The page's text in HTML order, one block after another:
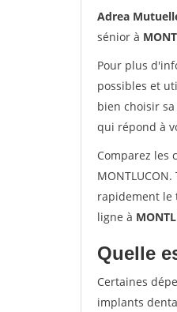
Adrea
sénior à
Pour plus
possibles et
bien choisir sa
qui répond à
Comparez les
rapidement le
ligne à
Quelle
Certaines
implants